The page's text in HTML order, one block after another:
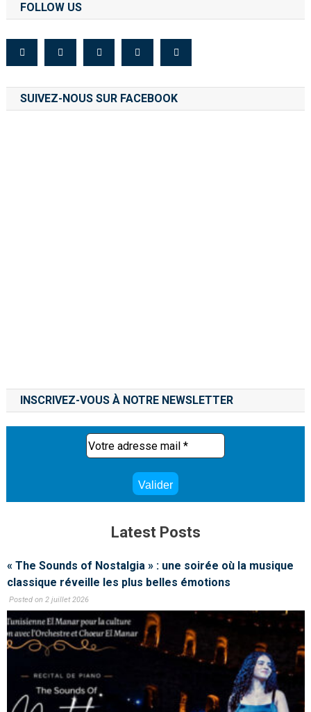
FOLLOW US
SUIVEZ-NOUS SUR FACEBOOK
INSCRIVEZ-VOUS À NOTRE NEWSLETTER
Latest Posts
« The Sounds of Nostalgia » : une soirée où la musique
classique réveille les plus belles émotions
Posted on 2 juillet 2026